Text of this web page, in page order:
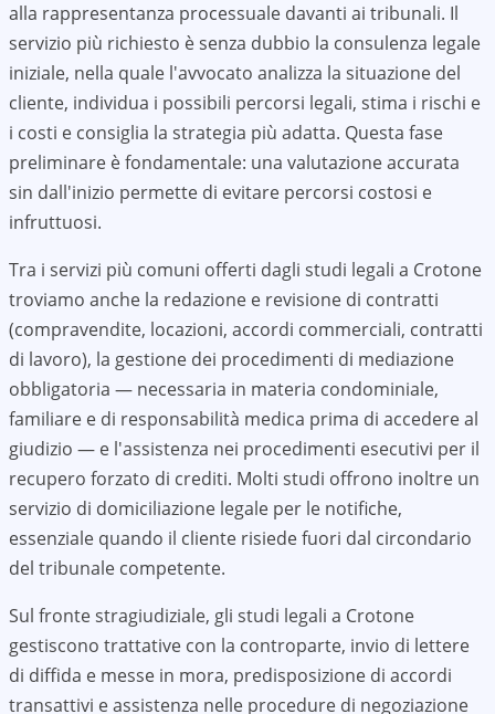
alla rappresentanza processuale davanti ai tribunali. Il
servizio più richiesto è senza dubbio la consulenza legale
iniziale, nella quale l'avvocato analizza la situazione del
cliente, individua i possibili percorsi legali, stima i rischi e
i costi e consiglia la strategia più adatta. Questa fase
preliminare è fondamentale: una valutazione accurata
sin dall'inizio permette di evitare percorsi costosi e
infruttuosi.
Tra i servizi più comuni offerti dagli studi legali a Crotone
troviamo anche la redazione e revisione di contratti
(compravendite, locazioni, accordi commerciali, contratti
di lavoro), la gestione dei procedimenti di mediazione
obbligatoria — necessaria in materia condominiale,
familiare e di responsabilità medica prima di accedere al
giudizio — e l'assistenza nei procedimenti esecutivi per il
recupero forzato di crediti. Molti studi offrono inoltre un
servizio di domiciliazione legale per le notifiche,
essenziale quando il cliente risiede fuori dal circondario
del tribunale competente.
Sul fronte stragiudiziale, gli studi legali a Crotone
gestiscono trattative con la controparte, invio di lettere
di diffida e messe in mora, predisposizione di accordi
transattivi e assistenza nelle procedure di negoziazione